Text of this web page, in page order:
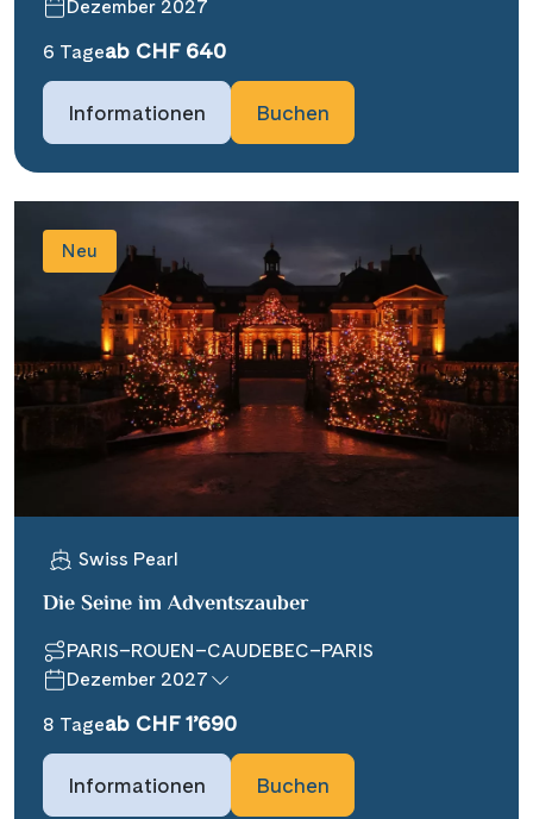
Dezember 2027
6 Tageab CHF 640
Informationen Buchen
Neu
Swiss Pearl
Die Seine im Adventszauber
PARIS–ROUEN–CAUDEBEC–PARIS
Dezember 2027
8 Tageab CHF 1’690
Informationen Buchen